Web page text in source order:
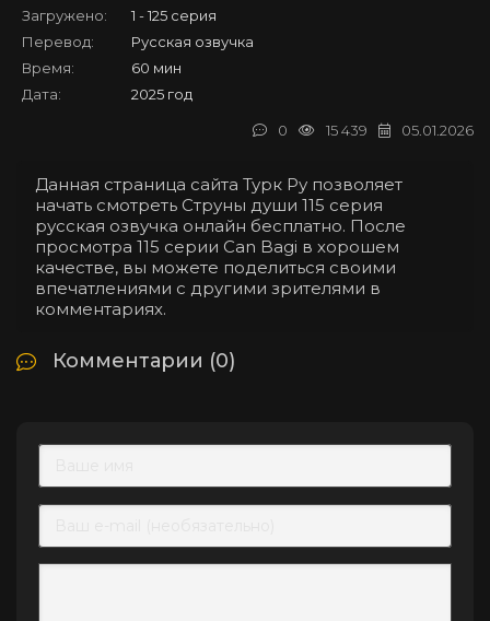
Загружено:
1 - 125 серия
Перевод:
Русская озвучка
Время:
60 мин
Дата:
2025 год
05.01.2026
15 439
0
Данная страница сайта Турк Ру позволяет
начать смотреть Струны души 115 серия
русская озвучка онлайн бесплатно. После
просмотра 115 серии Can Bagi в хорошем
качестве, вы можете поделиться своими
впечатлениями с другими зрителями в
комментариях.
Комментарии (0)